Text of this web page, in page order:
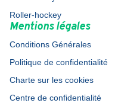
Roller-hockey
Mentions légales
Conditions Générales
Politique de confidentialité
Charte sur les cookies
Centre de confidentialité